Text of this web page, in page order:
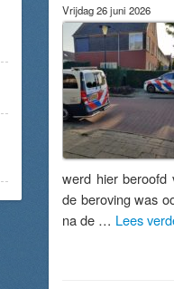
Vrijdag 26 juni 2026
werd hier beroofd
de beroving was
na de … Lees